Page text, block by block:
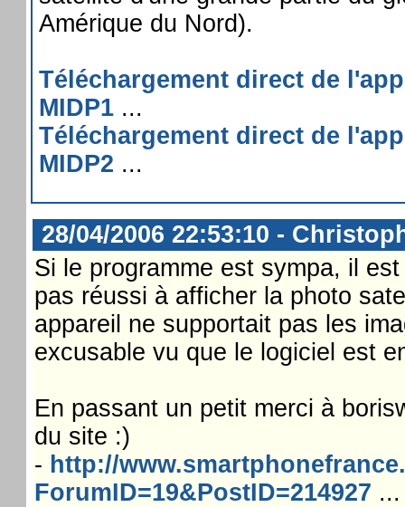
Amérique du Nord).
Téléchargement direct de
MIDP1 ...
Téléchargement direct de
MIDP2 ...
28/04/2006 22:53:10 -
Si le programme est sympa, il
pas réussi à afficher la photo
appareil ne supportait pas les
excusable vu que le logiciel est
En passant un petit merci à
du site :)
- http://
ForumID=19&PostID=214927 ...